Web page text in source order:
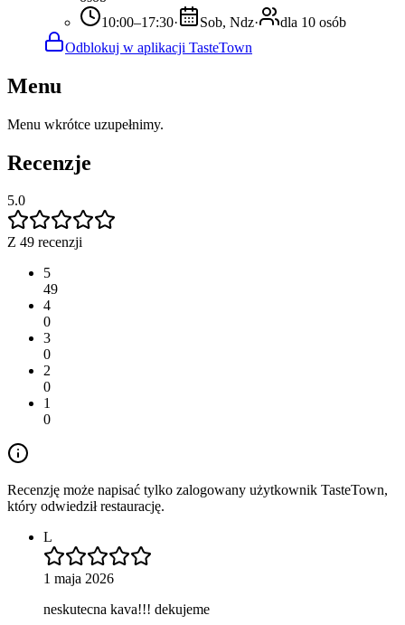
10:00–17:30· Sob, Ndz·
dla 10 osób
Odblokuj w aplikacji TasteTown
Menu
Menu wkrótce uzupełnimy.
Recenzje
5.0
Z 49 recenzji
5
49
4
0
3
0
2
0
1
0
Recenzję może napisać tylko zalogowany użytkownik TasteTown,
który odwiedził restaurację.
L
1 maja 2026
neskutecna kava!!! dekujeme